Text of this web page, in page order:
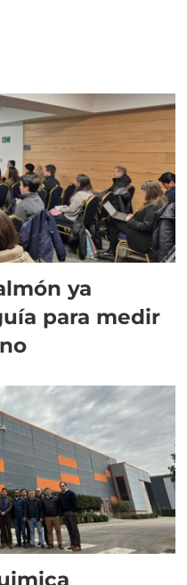
ya
para medir